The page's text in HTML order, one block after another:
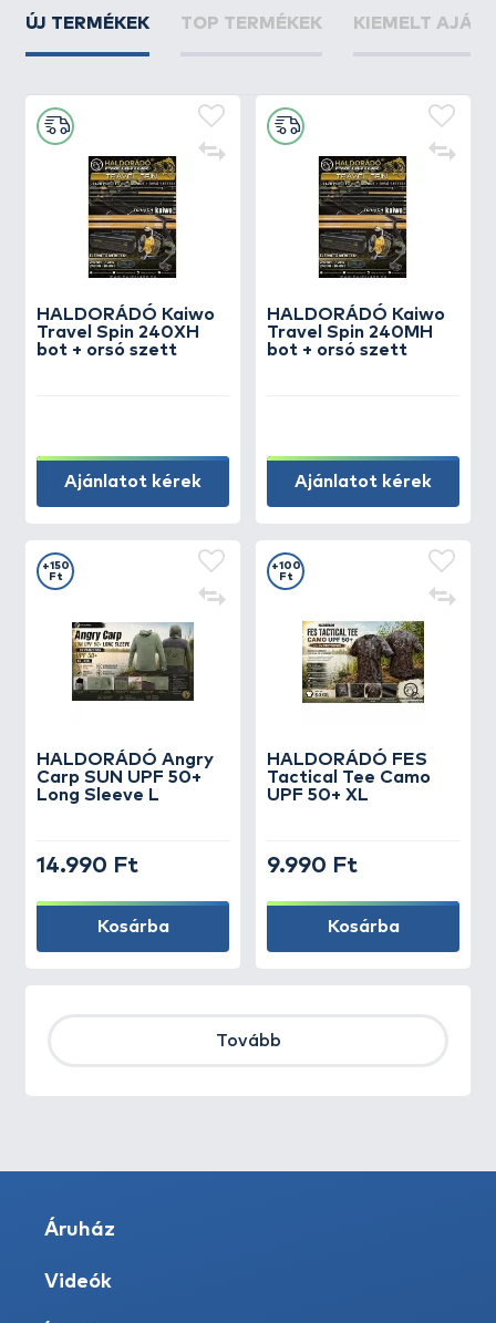
ÚJ TERMÉKEK TOP TERMÉKEK KIEMELT
HALDORÁDÓ Kaiwo
Travel Spin 240XH
bot + orsó szett
Ajánlatot kérek
HALDORÁDÓ Kaiwo
Travel Spin 240MH
bot + orsó szett
Ajánlatot kérek
HALDORÁDÓ Angry
Carp SUN UPF 50+
Long Sleeve L
+150
Ft
14.990 Ft
Kosárba
HALDORÁDÓ FES
Tactical Tee Camo
UPF 50+ XL
+100
Ft
9.990 Ft
Kosárba
Tovább
Áruház
Videók